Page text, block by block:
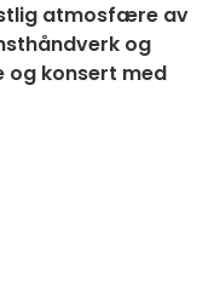
atmosfære av
og
og konsert med